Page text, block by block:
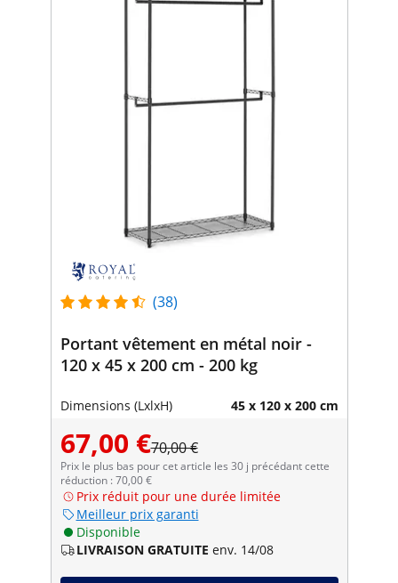
(38)
Portant vêtement en métal noir -
120 x 45 x 200 cm - 200 kg
Dimensions (LxlxH) 45 x 120 x 200 cm
67,00 €70,00 €
Prix le plus bas pour cet article les 30 j précédant cette
réduction : 70,00 €
Prix réduit pour une durée limitée
Meilleur prix garanti
Disponible
LIVRAISON GRATUITE env. 14/08